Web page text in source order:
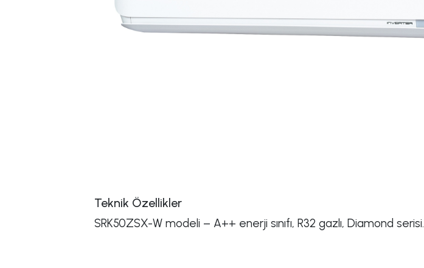
Teknik Özellikler
SRK50ZSX-W modeli – A++ enerji sınıfı, R32 gazlı, Diamond serisi.